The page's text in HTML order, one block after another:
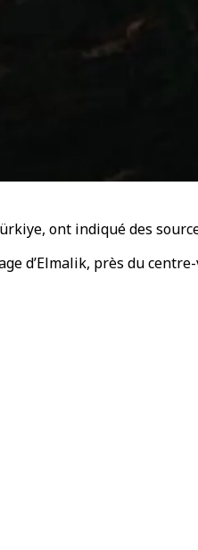
ont indiqué des
d’Elmalik, près du